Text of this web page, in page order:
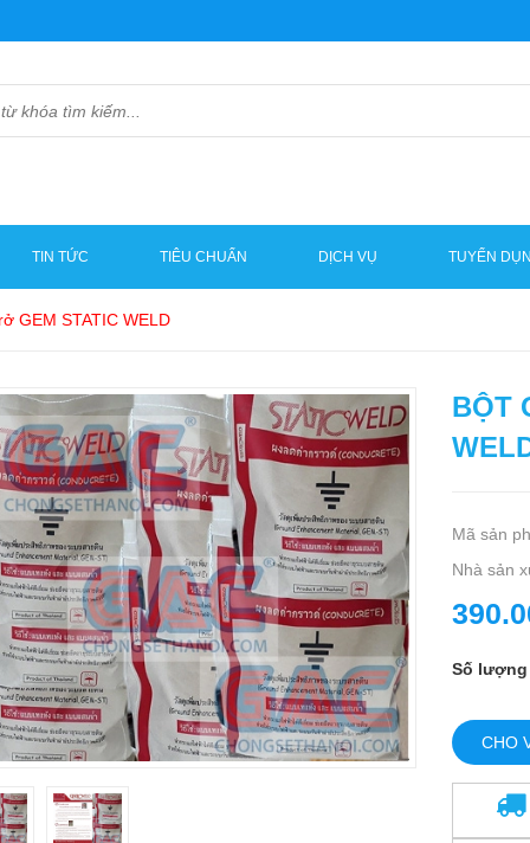
TIN TỨC TIÊU CHUẨN DỊCH VỤ TUYỂN
GEM STATIC WELD
BỘT
Mã sản
Nhà sản
Số lượng
CHO